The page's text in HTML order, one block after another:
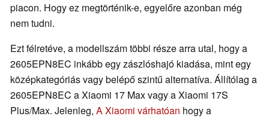
piacon. Hogy ez megtörténik-e, egyelőre azonban még
nem tudni.
Ezt félretéve, a modellszám többi része arra utal, hogy a
2605EPN8EC inkább egy zászlóshajó kiadása, mint egy
középkategóriás vagy belépő szintű alternatíva. Állítólag a
2605EPN8EC a Xiaomi 17 Max vagy a Xiaomi 17S
Plus/Max. Jelenleg, A Xiaomi várhatóan hogy a